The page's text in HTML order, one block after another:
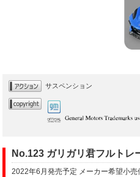
サスペンション
No.123 ガリガリ君フルトレ
2022年6月発売予定 メーカー希望小